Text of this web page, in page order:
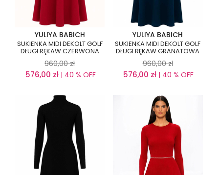
YULIYA BABICH
SUKIENKA MIDI DEKOLT GOLF
DŁUGI RĘKAW CZERWONA
960,00 zł
576,00 zł| 40 % OFF
YULIYA BABICH
SUKIENKA MIDI DEKOLT GOLF
DŁUGI RĘKAW GRANATOWA
960,00 zł
576,00 zł | 40 % OFF